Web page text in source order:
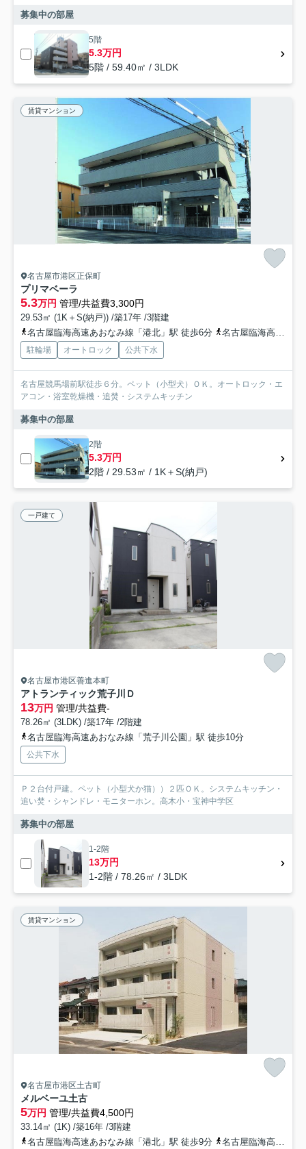
募集中の部屋
5階
5.3万円
5階 / 59.40㎡ / 3LDK
賃貸マンション
名古屋市港区正保町
プリマベーラ
5.3万円 管理/共益費3,300円
29.53㎡ (1K＋S(納戸)) /築17年 /3階建
名古屋臨海高速あおなみ線「港北」駅 徒歩6分
名古屋臨海高速あおなみ線「中島」駅 徒歩16分
駐輪場 オートロック 公共下水
名古屋競馬場前駅徒歩６分。ペット（小型犬）ＯＫ。オートロック・エ
アコン・浴室乾燥機・追焚・システムキッチン
募集中の部屋
2階
5.3万円
2階 / 29.53㎡ / 1K＋S(納戸)
一戸建て
名古屋市港区善進本町
アトランティック荒子川Ｄ
13万円 管理/共益費-
78.26㎡ (3LDK) /築17年 /2階建
名古屋臨海高速あおなみ線「荒子川公園」駅 徒歩10分
公共下水
Ｐ２台付戸建。ペット（小型犬か猫））２匹ＯＫ。システムキッチン・
追い焚・シャンドレ・モニターホン。高木小・宝神中学区
募集中の部屋
1-2階
13万円
1-2階 / 78.26㎡ / 3LDK
賃貸マンション
名古屋市港区土古町
メルベーユ土古
5万円 管理/共益費4,500円
33.14㎡ (1K) /築16年 /3階建
名古屋臨海高速あおなみ線「港北」駅 徒歩9分
名古屋臨海高速あおなみ線「荒子川公園」駅 徒歩16分